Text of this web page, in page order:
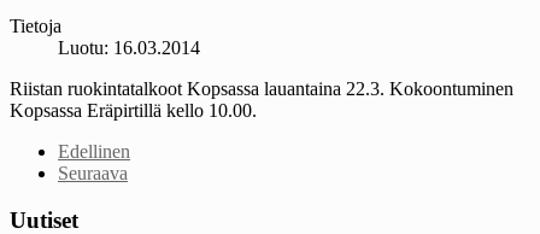
Tietoja
Luotu: 16.03.2014
Riistan ruokintatalkoot Kopsassa lauantaina 22.3. Kokoontuminen
Kopsassa Eräpirtillä kello 10.00.
Edellinen
Seuraava
Uutiset